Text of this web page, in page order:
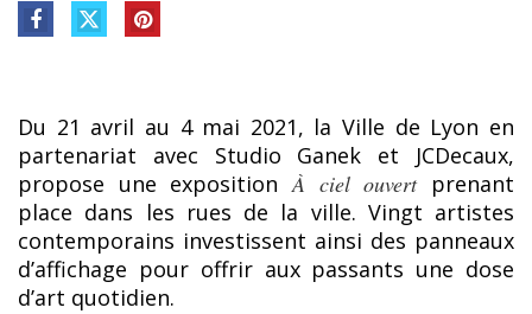
Du 21 avril au 4 mai 2021, la Ville de Lyon en
partenariat avec Studio Ganek et JCDecaux,
propose une expositionÀ ciel ouvertprenant
place dans les rues de la ville. Vingt artistes
contemporains investissent ainsi des panneaux
d’affichage pour offrir aux passants une dose
d’art quotidien.